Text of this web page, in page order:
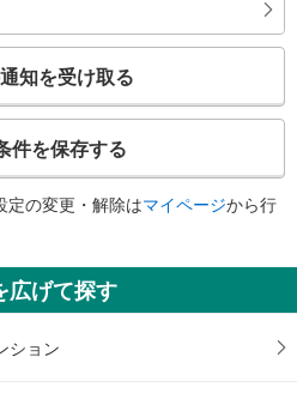
面
すり）
知を受け取る
件を保存する
定の変更・解除はマイページから行
広げて探す
ション